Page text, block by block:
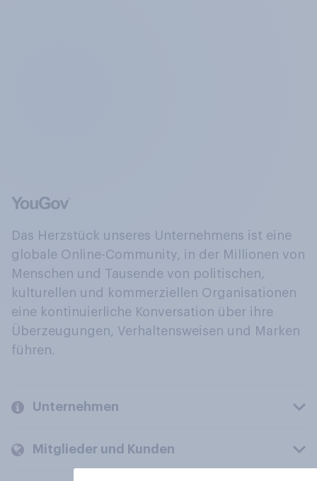
Das Herzstück unseres Unternehmens ist eine
globale Online-Community, in der Millionen von
Menschen und Tausende von politischen,
kulturellen und kommerziellen Organisationen
eine kontinuierliche Konversation über ihre
Überzeugungen, Verhaltensweisen und Marken
führen.
Unternehmen
Mitglieder und Kunden